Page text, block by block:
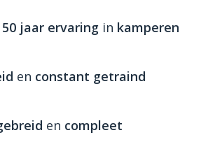
jaar ervaring in kamperen
en constant getraind
en compleet